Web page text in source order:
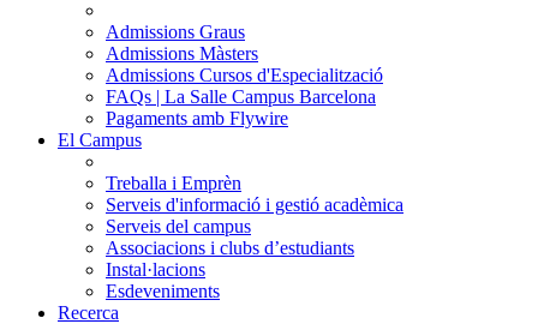
Admissions Graus
Admissions Màsters
Admissions Cursos d'Especialització
FAQs | La Salle Campus Barcelona
Pagaments amb Flywire
El Campus
Treballa i Emprèn
Serveis d'informació i gestió acadèmica
Serveis del campus
Associacions i clubs d’estudiants
Instal·lacions
Esdeveniments
Recerca